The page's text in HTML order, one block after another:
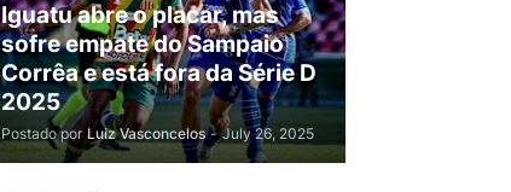
Iguatu abre o placar, mas
sofre empate do Sampaio
Corrêa e está fora da Série D
2025
Postado por Luiz Vasconcelos - July 26, 2025